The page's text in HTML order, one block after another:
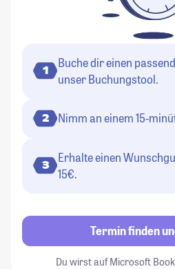
1
Buche dir einen
unser Buchungstool.
2 Nimm an einem 15-
3
Erhalte einen
15€.
Termin finden
Du wirst auf Microsoft